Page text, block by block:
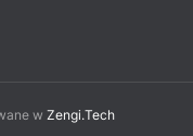
w Zengi.Tech